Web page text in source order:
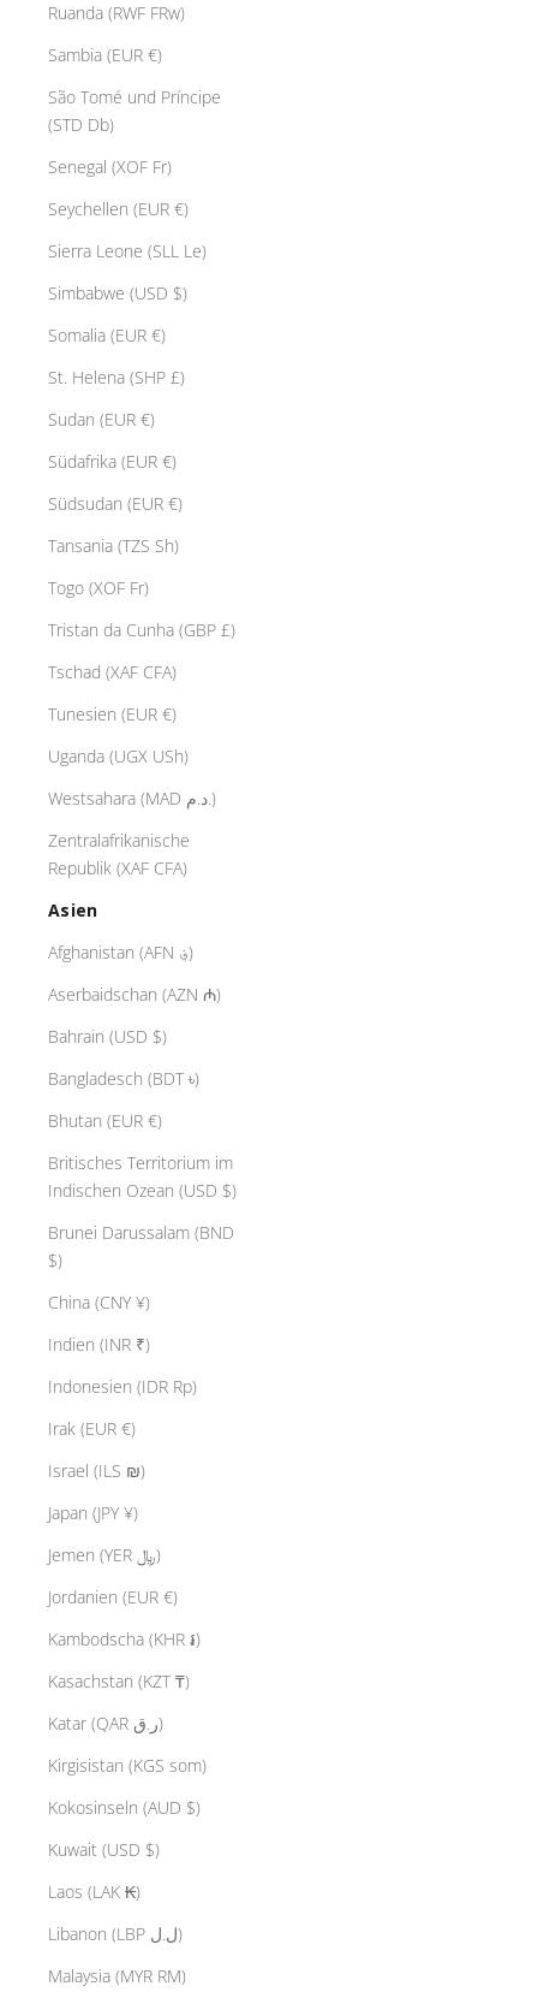
Ruanda (RWF FRw)
Sambia (EUR €)
São Tomé und Príncipe
(STD Db)
Senegal (XOF Fr)
Seychellen (EUR €)
Sierra Leone (SLL Le)
Simbabwe (USD $)
Somalia (EUR €)
St. Helena (SHP £)
Sudan (EUR €)
Südafrika (EUR €)
Südsudan (EUR €)
Tansania (TZS Sh)
Togo (XOF Fr)
Tristan da Cunha (GBP £)
Tschad (XAF CFA)
Tunesien (EUR €)
Uganda (UGX USh)
Westsahara (MAD د.م.)
Zentralafrikanische
Republik (XAF CFA)
Asien
Afghanistan (AFN ؋)
Aserbaidschan (AZN ₼)
Bahrain (USD $)
Bangladesch (BDT ৳)
Bhutan (EUR €)
Britisches Territorium im
Indischen Ozean (USD $)
Brunei Darussalam (BND
$)
China (CNY ¥)
Indien (INR ₹)
Indonesien (IDR Rp)
Irak (EUR €)
Israel (ILS ₪)
Japan (JPY ¥)
Jemen (YER ﷼)
Jordanien (EUR €)
Kambodscha (KHR ៛)
Kasachstan (KZT ₸)
Katar (QAR ر.ق)
Kirgisistan (KGS som)
Kokosinseln (AUD $)
Kuwait (USD $)
Laos (LAK ₭)
Libanon (LBP ل.ل)
Malaysia (MYR RM)